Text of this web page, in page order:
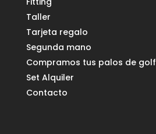
Taller
Tarjeta regalo
Segunda mano
Compramos tus palos de golf
Set Alquiler
Contacto